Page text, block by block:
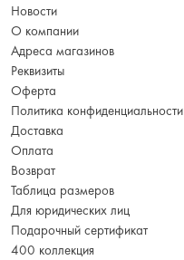
Новости
О компании
Адреса магазинов
Реквизиты
Оферта
Политика конфиденциальности
Доставка
Оплата
Возврат
Таблица размеров
Для юридических лиц
Подарочный сертификат
400 коллекция